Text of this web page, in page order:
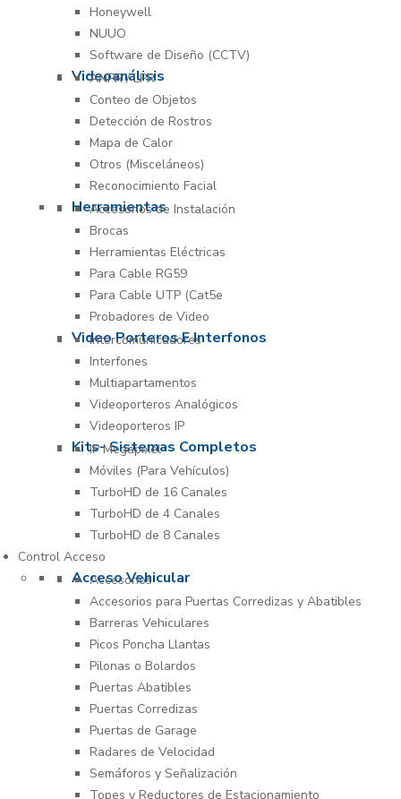
Honeywell
NUUO
Software de Diseño (CCTV)
Videoanálisis
ANPR / LPR
Conteo de Objetos
Detección de Rostros
Mapa de Calor
Otros (Misceláneos)
Reconocimiento Facial
Herramientas
Accesorios de Instalación
Brocas
Herramientas Eléctricas
Para Cable RG59
Para Cable UTP (Cat5e
Probadores de Video
Video Porteros E Interfonos
Intercomunicadores
Interfones
Multiapartamentos
Videoporteros Analógicos
Videoporteros IP
Kits- Sistemas Completos
IP Megapixel
Móviles (Para Vehículos)
TurboHD de 16 Canales
TurboHD de 4 Canales
TurboHD de 8 Canales
Control Acceso
Acceso Vehicular
Accesorios
Accesorios para Puertas Corredizas y Abatibles
Barreras Vehiculares
Picos Poncha Llantas
Pilonas o Bolardos
Puertas Abatibles
Puertas Corredizas
Puertas de Garage
Radares de Velocidad
Semáforos y Señalización
Topes y Reductores de Estacionamiento